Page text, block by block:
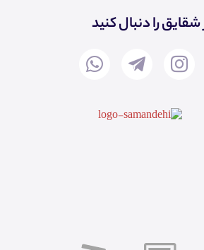
را دنبال کنید